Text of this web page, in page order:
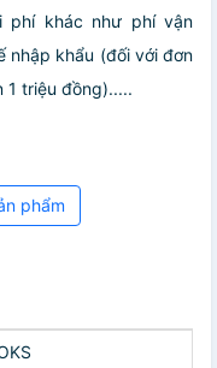
phí khác như phí vận
nhập khẩu (đối với đơn
1 triệu đồng).....
phẩm